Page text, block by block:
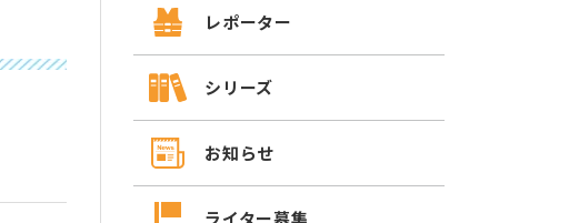
レポーター
シリーズ
お知らせ
ライター募集